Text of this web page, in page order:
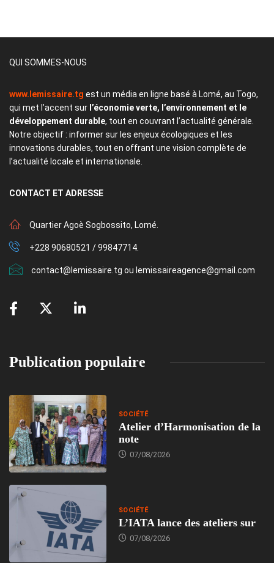
QUI SOMMES-NOUS
www.lemissaire.tg est un média en ligne basé à Lomé, au Togo,
qui met l’accent sur l’économie verte, l’environnement et le
développement durable, tout en couvrant l’actualité générale.
Notre objectif : informer sur les enjeux écologiques et les
innovations durables, tout en offrant une vision complète de
l’actualité locale et internationale.
CONTACT ET ADRESSE
Quartier Agoè Sogbossito, Lomé.
+228 90680521 / 99847714.
contact@lemissaire.tg ou lemissaireagence@gmail.com
Publication populaire
SOCIÉTÉ
Atelier d’Harmonisation de la
note
07/08/2026
SOCIÉTÉ
L’IATA lance des ateliers sur
07/08/2026